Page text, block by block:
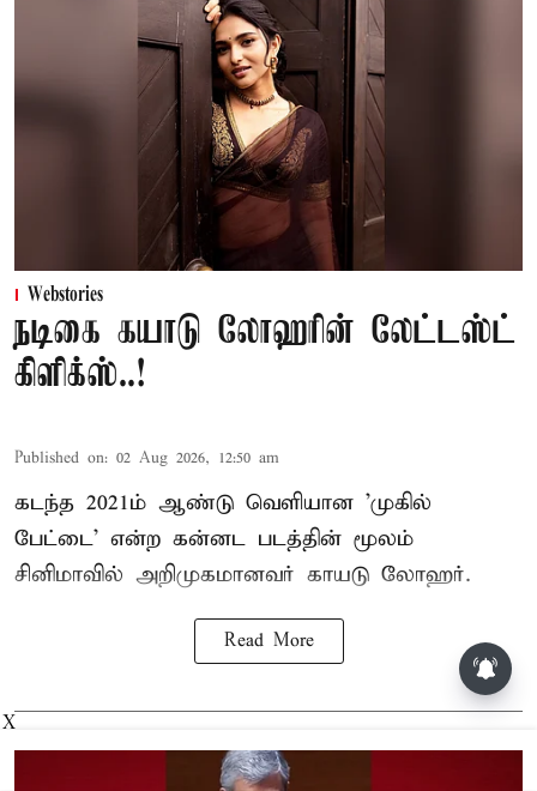
Webstories
நடிகை கயாடு லோஹரின் லேட்டஸ்ட்
கிளிக்ஸ்..!
Published on: 02 Aug 2026, 12:50 am
கடந்த 2021ம் ஆண்டு வெளியான 'முகில்
பேட்டை' என்ற கன்னட படத்தின் மூலம்
சினிமாவில் அறிமுகமானவர் காயடு லோஹர்.
Read More
X
சட்டசபையில் பட்ஜெட் மீதான